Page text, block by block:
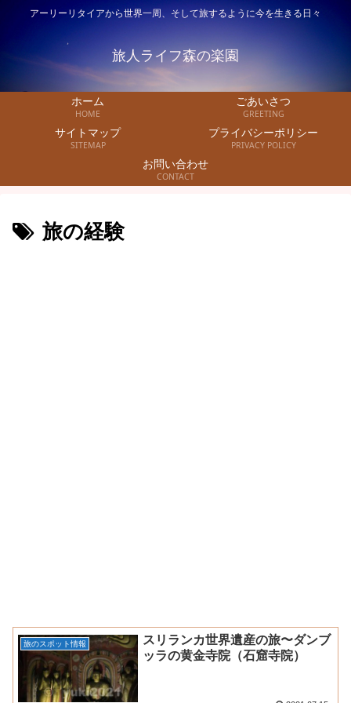
アーリーリタイアから世界一周、そして旅するように今を生きる日々
旅人ライフ森の楽園
ホーム
HOME
ごあいさつ
GREETING
サイトマップ
SITEMAP
プライバシーポリシー
PRIVACY POLICY
お問い合わせ
CONTACT
旅の経験
旅のスポット情報
スリランカ世界遺産の旅〜ダンブ
ッラの黄金寺院（石窟寺院）